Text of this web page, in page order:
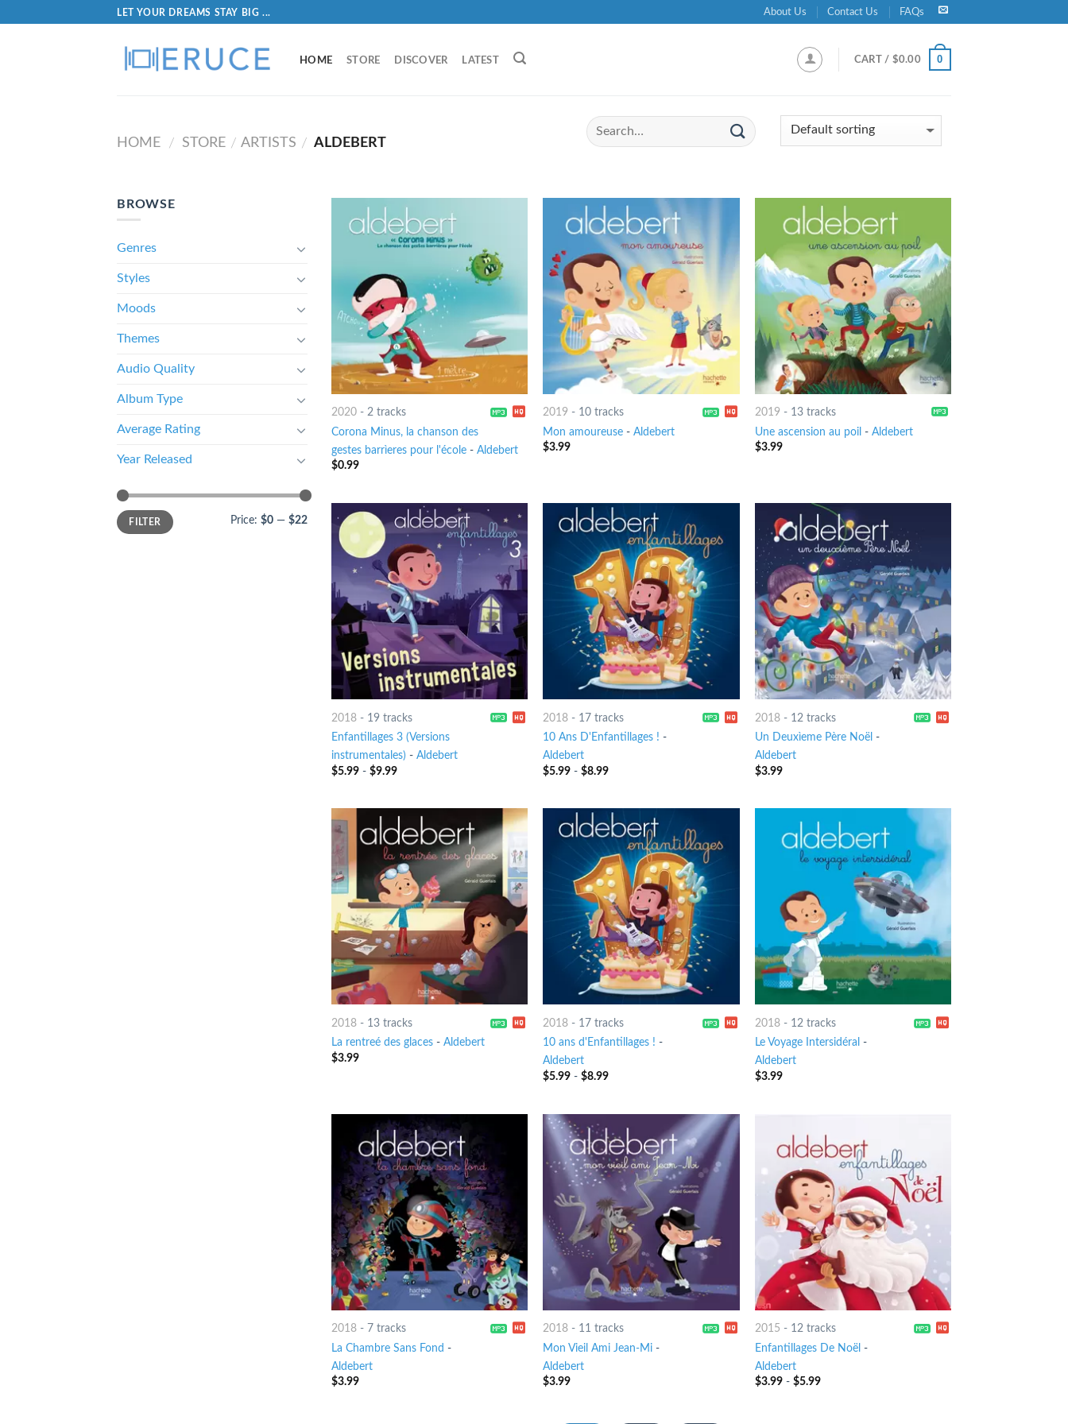
LET YOUR DREAMS STAY BIG ... About Us Contact Us FAQs
HOME STORE DISCOVER LATEST CART / $0.00 0
HOME / STORE / ARTISTS / ALDEBERT
BROWSE
Genres
Styles
Moods
Themes
Audio Quality
Album Type
Average Rating
Year Released
FILTER Price: $0 — $22
2020- 2 tracks
Corona Minus, la chanson des
gestes barrìeres pour l'école- Aldebert
$0.99
2019 - 10 tracks
Mon amoureuse -Aldebert
$3.99
2019 - 13 tracks
Une ascension au poil -Aldebert
$3.99
2018- 19 tracks
Enfantillages 3 (Versions
instrumentales) - Aldebert
$5.99- $9.99
2018 - 17 tracks
10 Ans D'Enfantillages ! -
Aldebert
$5.99 -$8.99
2018 - 12 tracks
Un Deuxìeme Père Noël -
Aldebert
$3.99
2018- 13 tracks
La rentreé des glaces- Aldebert
$3.99
2018 - 17 tracks
10 ans d'Enfantillages ! -
Aldebert
$5.99 -$8.99
2018 - 12 tracks
Le Voyage Intersidéral -
Aldebert
$3.99
2018- 7 tracks
La Chambre Sans Fond -
Aldebert
$3.99
2018 - 11 tracks
Mon Vieil Ami Jean-Mi -
Aldebert
$3.99
2015 - 12 tracks
Enfantillages De Noël -
Aldebert
$3.99 -$5.99